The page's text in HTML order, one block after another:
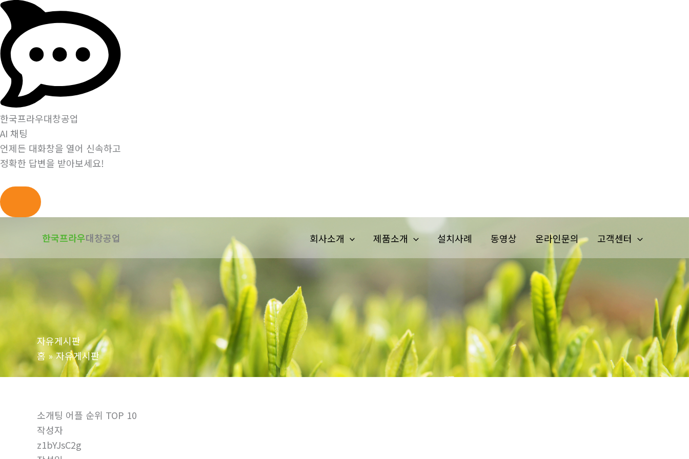
한국프라우대창공업
AI 채팅
언제든 대화창을 열어 신속하고
정확한 답변을 받아보세요!
너
한국프라우대창공업 회사소개 제품소개 설치사례 동영상 온라인문의 고객센터
자유게시판
홈
자유게시판
소개팅 어플 순위 TOP 10
작성자
z1bYJsC2g